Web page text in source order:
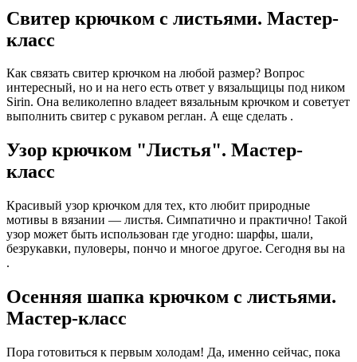
Свитер крючком с листьями. Мастер-
класс
Как связать свитер крючком на любой размер? Вопрос
интересный, но и на него есть ответ у вязальщицы под ником
Sirin. Она великолепно владеет вязальным крючком и советует
выполнить свитер с рукавом реглан. А еще сделать .
Узор крючком "Листья". Мастер-
класс
Красивый узор крючком для тех, кто любит природные
мотивы в вязании — листья. Симпатично и практично! Такой
узор может быть использован где угодно: шарфы, шали,
безрукавки, пуловеры, пончо и многое другое. Сегодня вы на
.
Осенняя шапка крючком с листьями.
Мастер-класс
Пора готовиться к первым холодам! Да, именно сейчас, пока